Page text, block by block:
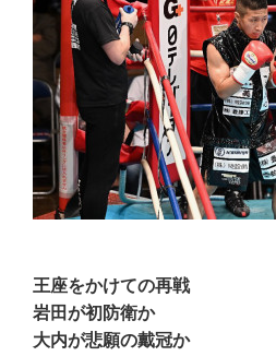
王座をかけての再戦
岩田が初防衛か
大内が悲願の戴冠か